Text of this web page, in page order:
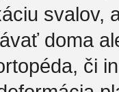
svalov,
doma
či